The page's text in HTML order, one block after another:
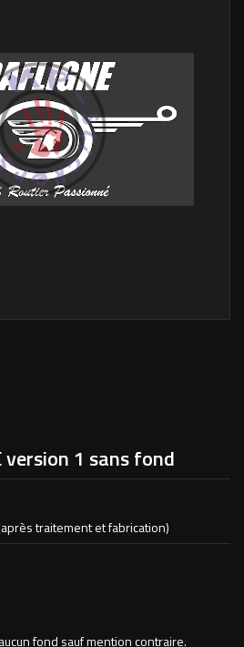
version 1 sans fond
traitement et fabrication)
fond sauf mention contraire.